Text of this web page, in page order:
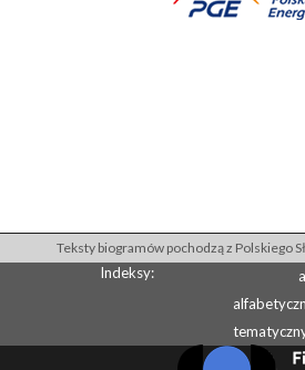
Teksty biogramów pochodzą z Polskiego
Indeksy: